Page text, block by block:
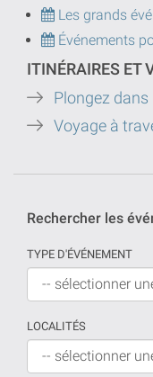
Les grands
Événements
ITINÉRAIRES ET
Plongez
Voyage à
Rechercher les
TYPE D'ÉVÉNEMENT
LOCALITÉS